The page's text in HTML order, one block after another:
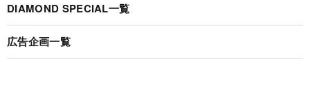
DIAMOND SPECIAL一覧
広告企画一覧